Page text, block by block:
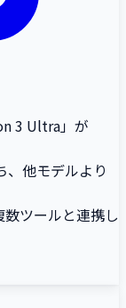
3 Ultra」が
、他モデルより
ツールと連携し